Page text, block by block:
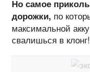
Но самое
дорожки, по
максимальной
свалишься в